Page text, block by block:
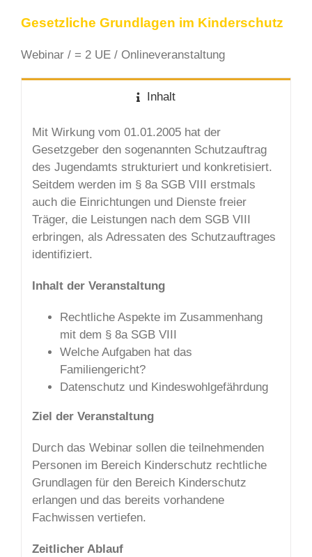
Gesetzliche Grundlagen im Kinderschutz
Webinar / = 2 UE / Onlineveranstaltung
Inhalt
Mit Wirkung vom 01.01.2005 hat der
Gesetzgeber den sogenannten Schutzauftrag
des Jugendamts strukturiert und konkretisiert.
Seitdem werden im § 8a SGB VIII erstmals
auch die Einrichtungen und Dienste freier
Träger, die Leistungen nach dem SGB VIII
erbringen, als Adressaten des Schutzauftrages
identifiziert.
Inhalt der Veranstaltung
Rechtliche Aspekte im Zusammenhang
mit dem § 8a SGB VIII
Welche Aufgaben hat das
Familiengericht?
Datenschutz und Kindeswohlgefährdung
Ziel der Veranstaltung
Durch das Webinar sollen die teilnehmenden
Personen im Bereich Kinderschutz rechtliche
Grundlagen für den Bereich Kinderschutz
erlangen und das bereits vorhandene
Fachwissen vertiefen.
Zeitlicher Ablauf